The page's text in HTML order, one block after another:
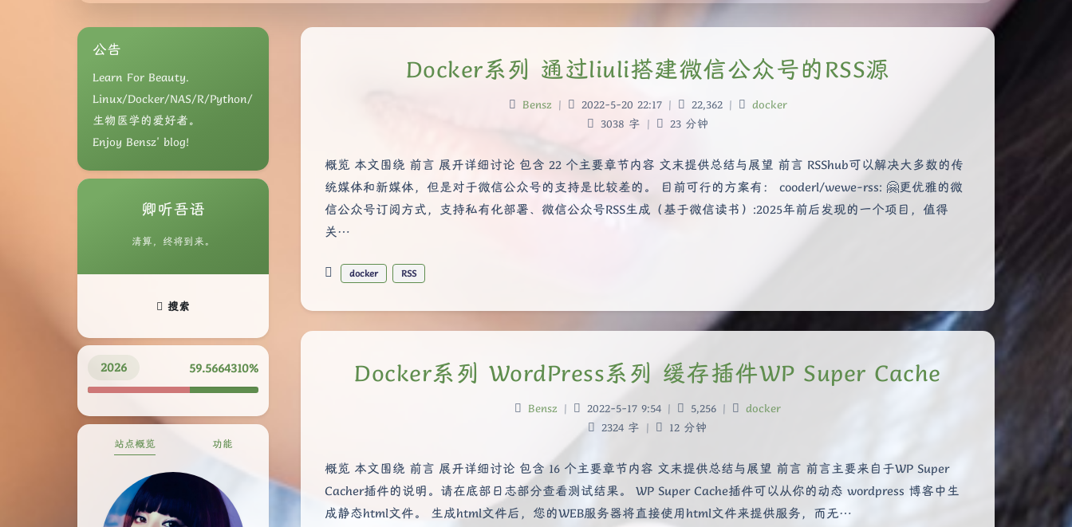
公告
Learn For Beauty.
Linux/Docker/NAS/R/Python/
生物医学的爱好者。
Enjoy Bensz' blog!
卿听吾语
清算，终将到来。
搜索
2026 59.5664437%
站点概览 功能
Docker系列 通过liuli搭建微信公众号的RSS源
Bensz | 2022-5-20 22:17 | 22,362 |
docker
3038 字 | 23 分钟
概览 本文围绕 前言 展开详细讨论 包含 22 个主要章节内容 文末提供总结与展望 前言 RSShub可以解决大多数的传
统媒体和新媒体，但是对于微信公众号的支持是比较差的。 目前可行的方案有： cooderl/wewe-rss: 🤗更优雅的微
信公众号订阅方式，支持私有化部署、微信公众号RSS生成（基于微信读书）:2025年前后发现的一个项目，值得
关…
docker RSS
Docker系列 WordPress系列 缓存插件WP Super Cache
Bensz | 2022-5-17 9:54 | 5,256 |
docker
2324 字 | 12 分钟
概览 本文围绕 前言 展开详细讨论 包含 16 个主要章节内容 文末提供总结与展望 前言 前言主要来自于WP Super
Cacher插件的说明。请在底部日志部分查看测试结果。 WP Super Cache插件可以从你的动态 wordpress 博客中生
成静态html文件。 生成html文件后，您的WEB服务器将直接使用html文件来提供服务，而无…